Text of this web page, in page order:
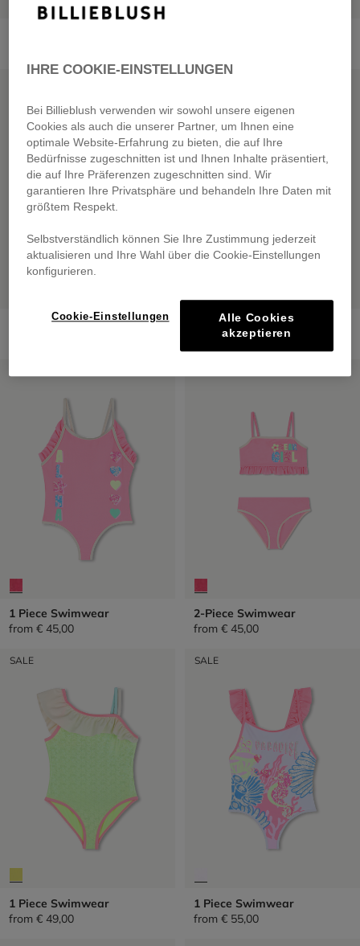
1 Piece Swimwear
2-Piece Swimwear
€ 65,00
1 Piece Swimwear
from € 45,00
2-Piece Swimwear
from € 45,00
SALE
1 Piece Swimwear
from € 49,00
SALE
1 Piece Swimwear
from € 55,00
IHRE COOKIE-EINSTELLUNGEN
Bei Billieblush verwenden wir sowohl unsere eigenen
Cookies als auch die unserer Partner, um Ihnen eine
optimale Website-Erfahrung zu bieten, die auf Ihre
Bedürfnisse zugeschnitten ist und Ihnen Inhalte präsentiert,
die auf Ihre Präferenzen zugeschnitten sind. Wir
garantieren Ihre Privatsphäre und behandeln Ihre Daten mit
größtem Respekt.
Selbstverständlich können Sie Ihre Zustimmung jederzeit
aktualisieren und Ihre Wahl über die Cookie-Einstellungen
konfigurieren.
Cookie-Einstellungen Alle Cookies
akzeptieren